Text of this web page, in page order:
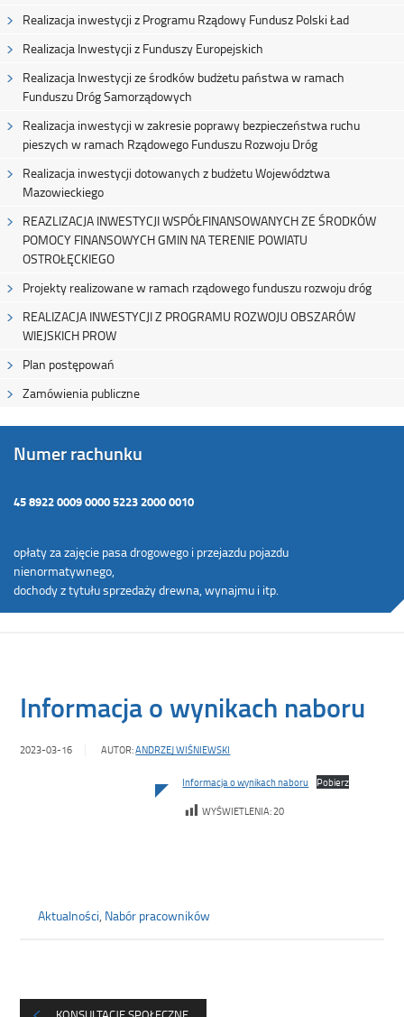
Realizacja inwestycji z Programu Rządowy Fundusz Polski Ład
Realizacja Inwestycji z Funduszy Europejskich
Realizacja Inwestycji ze środków budżetu państwa w ramach
Funduszu Dróg Samorządowych
Realizacja inwestycji w zakresie poprawy bezpieczeństwa ruchu
pieszych w ramach Rządowego Funduszu Rozwoju Dróg
Realizacja inwestycji dotowanych z budżetu Województwa
Mazowieckiego
REAZLIZACJA INWESTYCJI WSPÓŁFINANSOWANYCH ZE ŚRODKÓW
POMOCY FINANSOWYCH GMIN NA TERENIE POWIATU
OSTROŁĘCKIEGO
Projekty realizowane w ramach rządowego funduszu rozwoju dróg
REALIZACJA INWESTYCJI Z PROGRAMU ROZWOJU OBSZARÓW
WIEJSKICH PROW
Plan postępowań
Zamówienia publiczne
Numer rachunku
45 8922 0009 0000 5223 2000 0010
opłaty za zajęcie pasa drogowego i przejazdu pojazdu
nienormatywnego,
dochody z tytułu sprzedaży drewna, wynajmu i itp.
Informacja o wynikach naboru
2023-03-16 AUTOR:ANDRZEJ WIŚNIEWSKI
Informacja o wynikach naboru Pobierz
WYŚWIETLENIA:20
Aktualności, Nabór pracowników